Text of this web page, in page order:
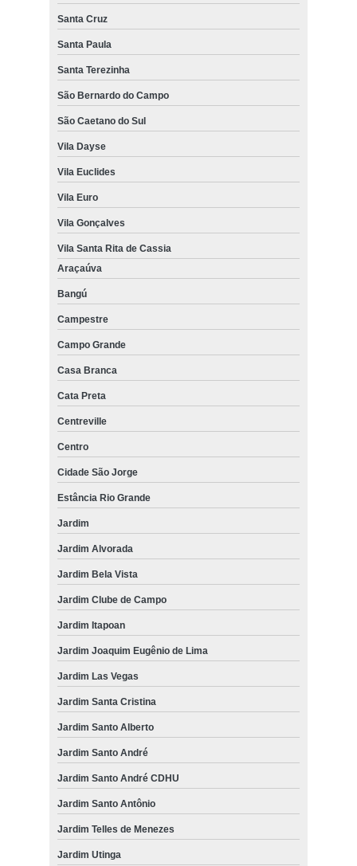
Santa Cruz
Santa Paula
Santa Terezinha
São Bernardo do Campo
São Caetano do Sul
Vila Dayse
Vila Euclides
Vila Euro
Vila Gonçalves
Vila Santa Rita de Cassia
Araçaúva
Bangú
Campestre
Campo Grande
Casa Branca
Cata Preta
Centreville
Centro
Cidade São Jorge
Estância Rio Grande
Jardim
Jardim Alvorada
Jardim Bela Vista
Jardim Clube de Campo
Jardim Itapoan
Jardim Joaquim Eugênio de Lima
Jardim Las Vegas
Jardim Santa Cristina
Jardim Santo Alberto
Jardim Santo André
Jardim Santo André CDHU
Jardim Santo Antônio
Jardim Telles de Menezes
Jardim Utinga